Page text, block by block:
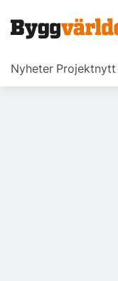
Nyheter Projektnytt